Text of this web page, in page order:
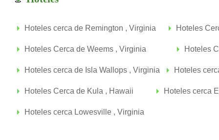
Hoteles cerca de Remington , Virginia Hoteles
Hoteles Cerca de Weems , Virginia Hoteles
Hoteles cerca de Isla Wallops , Virginia Hoteles
Hoteles Cerca de Kula , Hawaii Hoteles cerca
Hoteles cerca Lowesville , Virginia